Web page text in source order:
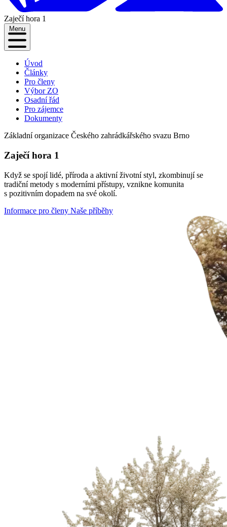
Zaječí hora 1
Menu
Úvod
Články
Pro členy
Výbor ZO
Osadní řád
Pro zájemce
Dokumenty
Základní organizace Českého zahrádkářského svazu Brno
Zaječí hora 1
Když se spojí lidé, příroda a aktivní životní styl, zkombinují se
tradiční metody s moderními přístupy, vznikne komunita
s pozitivním dopadem na své okolí.
Informace pro členy Naše příběhy